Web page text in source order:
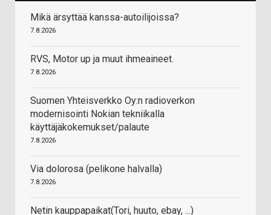
Mikä ärsyttää kanssa-autoilijoissa?
7.8.2026
RVS, Motor up ja muut ihmeaineet.
7.8.2026
Suomen Yhteisverkko Oy:n radioverkon
modernisointi Nokian tekniikalla
käyttäjäkokemukset/palaute
7.8.2026
Via dolorosa (pelikone halvalla)
7.8.2026
Netin kauppapaikat(Tori, huuto, ebay, ...)